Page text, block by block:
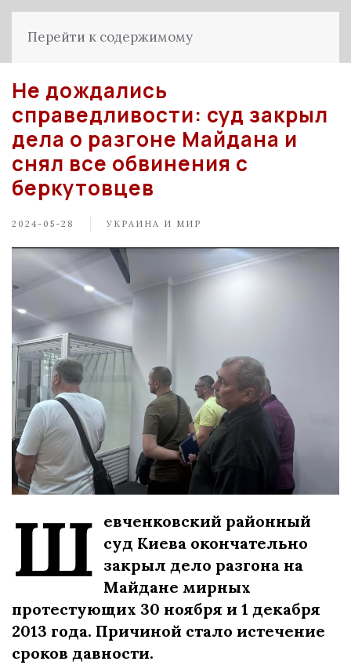
Перейти к содержимому
Не дождались
справедливости: суд закрыл
дела о разгоне Майдана и
снял все обвинения с
беркутовцев
2024-05-28 УКРАИНА И МИР
Ш евченковский районный
суд Киева окончательно
закрыл дело разгона на
Майдане мирных
протестующих 30 ноября и 1 декабря
2013 года. Причиной стало истечение
сроков давности.